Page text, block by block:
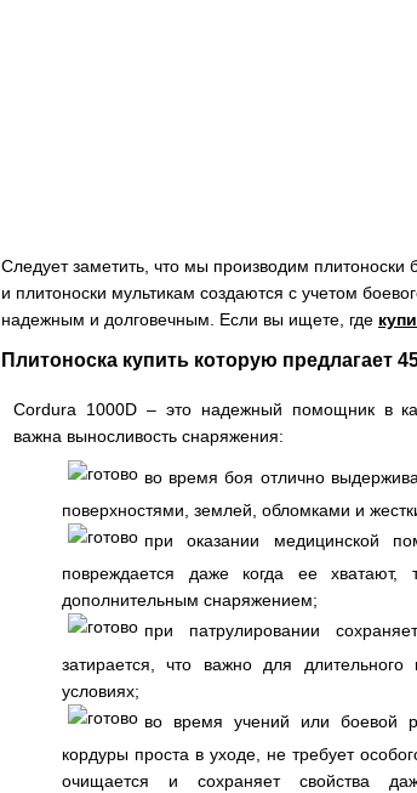
Следует заметить, что мы производим
и плитоноски мультикам создаются с учетом
надежным и долговечным. Если вы ищете, где
Плитоноска купить которую предлагает
Cordura 1000D – это надежный помощник в
важна выносливость снаряжения:
во время боя отлично
поверхностями, землей, обломками и
при оказании медицинской
повреждается даже когда ее хватают,
дополнительным снаряжением;
при патрулировании
затирается, что важно для
условиях;
во время учений или боевой
кордуры проста в уходе, не требует
очищается и сохраняет свойства